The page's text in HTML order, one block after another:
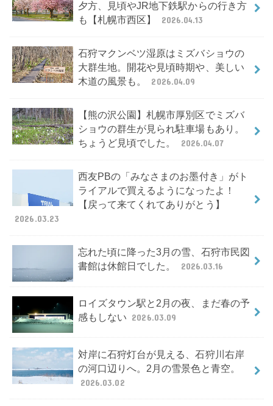
夕方、見頃やJR地下鉄駅からの行き方
も【札幌市西区】
2026.04.13
石狩マクンベツ湿原はミズバショウの
大群生地。開花や見頃時期や、美しい
木道の風景も。
2026.04.09
【熊の沢公園】札幌市厚別区でミズバ
ショウの群生が見られ駐車場もあり。
ちょうど見頃でした。
2026.04.07
西友PBの「みなさまのお墨付き」がト
ライアルで買えるようになったよ！
【戻って来てくれてありがとう】
2026.03.23
忘れた頃に降った3月の雪、石狩市民図
書館は休館日でした。
2026.03.16
ロイズタウン駅と2月の夜、まだ春の予
感もしない 2026.03.09
対岸に石狩灯台が見える、石狩川右岸
の河口辺りへ。2月の雪景色と青空。
2026.03.02